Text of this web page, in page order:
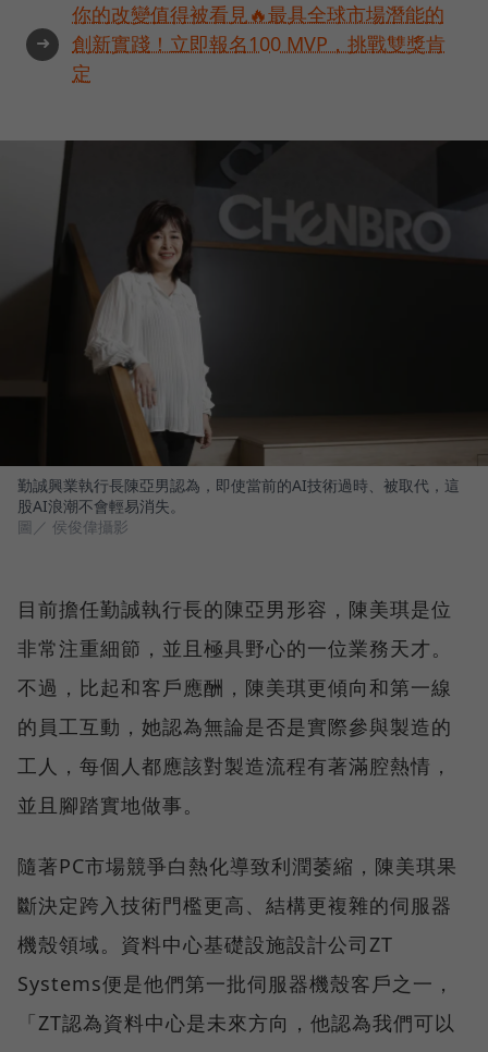
➜
你的改變值得被看見🔥最具全球市場潛能的
創新實踐！立即報名100 MVP，挑戰雙獎肯
定
勤誠興業執行長陳亞男認為，即使當前的AI技術過時、被取代，這
股AI浪潮不會輕易消失。
圖／ 侯俊偉攝影
目前擔任勤誠執行長的陳亞男形容，陳美琪是位
非常注重細節，並且極具野心的一位業務天才。
不過，比起和客戶應酬，陳美琪更傾向和第一線
的員工互動，她認為無論是否是實際參與製造的
工人，每個人都應該對製造流程有著滿腔熱情，
並且腳踏實地做事。
隨著PC市場競爭白熱化導致利潤萎縮，陳美琪果
斷決定跨入技術門檻更高、結構更複雜的伺服器
機殼領域。資料中心基礎設施設計公司ZT
Systems便是他們第一批伺服器機殼客戶之一，
「ZT認為資料中心是未來方向，他認為我們可以